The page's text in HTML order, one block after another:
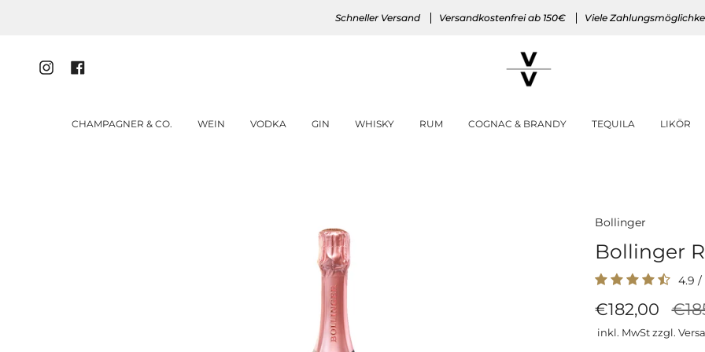
Schneller Versand Versandkostenfrei ab 150€ Viele
InstagramFacebook
CHAMPAGNER & CO. WEIN VODKA GIN WHISKY RUM COGNAC & BRANDY TEQUILA LIKÖR
Bollinger
Bollinger
4.9 /
€182,00
inkl. MwSt zzgl.